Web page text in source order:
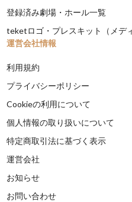
登録済み劇場・ホール一覧
teketロゴ・プレスキット（メデ
運営会社情報
利用規約
プライバシーポリシー
Cookieの利用について
個人情報の取り扱いについて
特定商取引法に基づく表示
運営会社
お知らせ
お問い合わせ